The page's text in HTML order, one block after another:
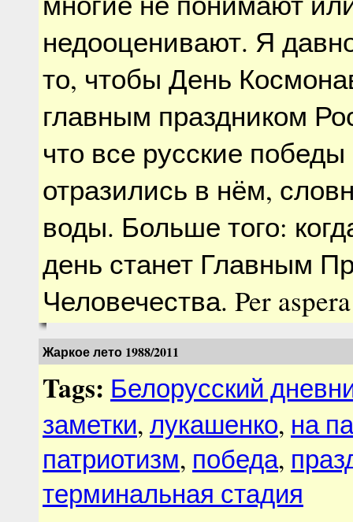
недооценивают. Я
то, чтобы День
главным праздником
что все русские
отразились в нём,
воды. Больше того:
день станет Главным
Человечества. Per
Жаркое лето 1988/2011
Tags: Белорусский
заметки, лукашенко, на
патриотизм, победа,
терминальная стадия